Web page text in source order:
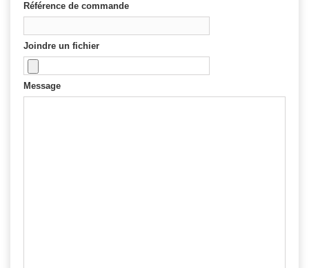
Référence de commande
Joindre un fichier
Message